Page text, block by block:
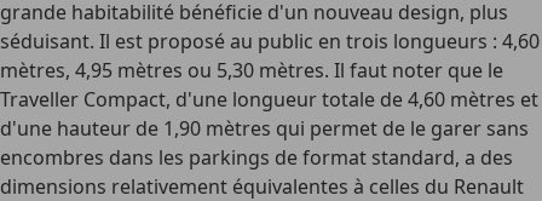
grande habitabilité bénéficie d'un nouveau design, plus
séduisant. Il est proposé au public en trois longueurs : 4,60
mètres, 4,95 mètres ou 5,30 mètres. Il faut noter que le
Traveller Compact, d'une longueur totale de 4,60 mètres et
d'une hauteur de 1,90 mètres qui permet de le garer sans
encombres dans les parkings de format standard, a des
dimensions relativement équivalentes à celles du Renault